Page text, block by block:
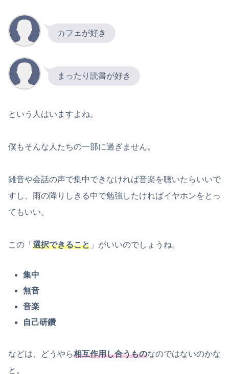
カフェが好き
まったり読書が好き
という人はいますよね。
僕もそんな人たちの一部に過ぎません。
雑音や会話の声で集中できなければ音楽を聴いたらいいで
すし、雨の降りしきる中で勉強したければイヤホンをとっ
てもいい。
この「 選択できること 」がいいのでしょうね。
集中
無音
音楽
自己研鑽
などは、どうやら相互作用し合うものなのではないのかな
と。